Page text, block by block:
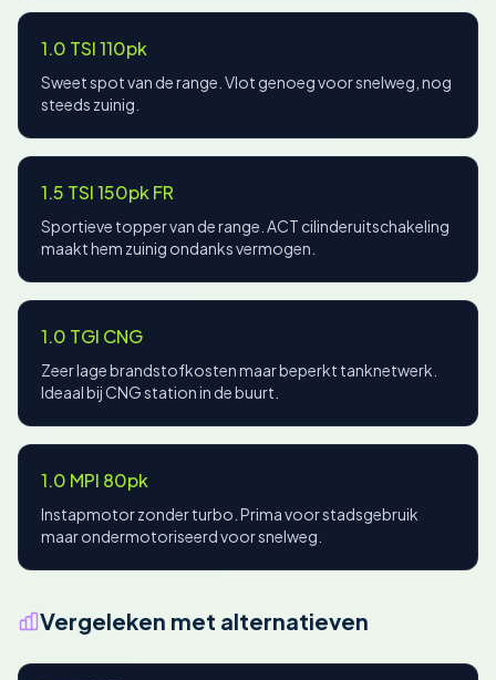
1.0 TSI 110pk
Sweet spot van de range. Vlot genoeg voor snelweg, nog
steeds zuinig.
1.5 TSI 150pk FR
Sportieve topper van de range. ACT cilinderuitschakeling
maakt hem zuinig ondanks vermogen.
1.0 TGI CNG
Zeer lage brandstofkosten maar beperkt tanknetwerk.
Ideaal bij CNG station in de buurt.
1.0 MPI 80pk
Instapmotor zonder turbo. Prima voor stadsgebruik
maar ondermotoriseerd voor snelweg.
Vergeleken met alternatieven